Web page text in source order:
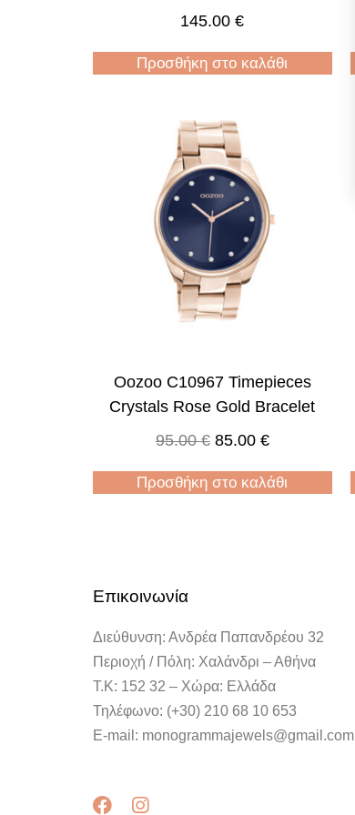
Bracelet
145.00€
Προσθήκη στο καλάθι
Oozoo C10967 Timepieces
Crystals Rose Gold Bracelet
95.00€ 85.00 €
Προσθήκη στο καλάθι
Επικοινωνία
Διεύθυνση: Ανδρέα Παπανδρέου 32
Περιοχή / Πόλη: Χαλάνδρι – Αθήνα
Τ.Κ: 152 32 – Χώρα: Ελλάδα
Τηλέφωνο: (+30) 210 68 10 653
E-mail: monogrammajewels@gmail.com